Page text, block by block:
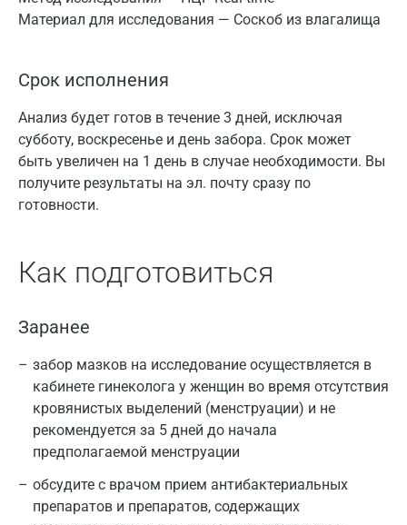
Материал для исследования — Соскоб из влагалища
Срок исполнения
Анализ будет готов в течение 3 дней, исключая
субботу, воскресенье и день забора. Срок может
быть увеличен на 1 день в случае необходимости. Вы
получите результаты на эл. почту сразу по
готовности.
Как подготовиться
Заранее
забор мазков на исследование осуществляется в
кабинете гинеколога у женщин во время отсутствия
кровянистых выделений (менструации) и не
рекомендуется за 5 дней до начала
предполагаемой менструации
обсудите с врачом прием антибактериальных
препаратов и препаратов, содержащих